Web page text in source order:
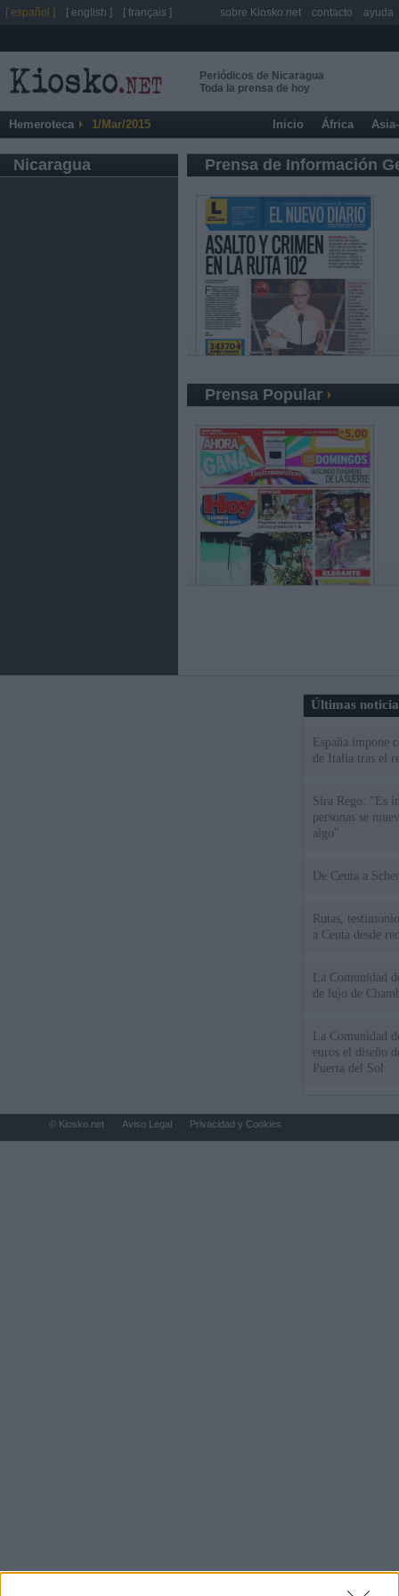
Periódicos de Nicaragua
Toda la prensa de hoy
Hemeroteca 1/Mar/2015 Inicio África
Nicaragua Prensa de Información
Prensa Popular
Últimas
España impone
de Italia tras el
Sira Rego: "Es
personas se
algo"
De
Rutas,
a Ceuta desde
La Comunidad
de lujo de
La Comunidad
euros el diseño
Puerta del Sol
[ español ] [ english ] [ français ] sobre Kiosko.net contacto ayuda
© Kiosko.net Aviso Legal Privacidad y Cookies